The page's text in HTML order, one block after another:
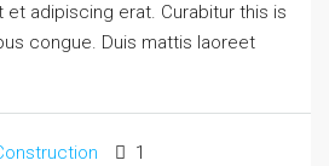
et adipiscing erat. Curabitur this is
congue. Duis mattis laoreet
1